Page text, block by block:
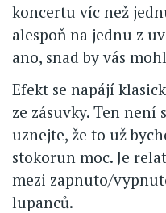
koncertu víc než
alespoň na jednu z
ano, snad by vás
Efekt se napájí
ze zásuvky. Ten není
uznejte, že to už
stokorun moc. Je
mezi zapnuto/
lupanců.